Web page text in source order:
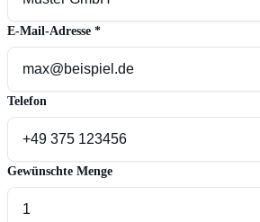
E-Mail-Adresse *
Telefon
Gewünschte Menge